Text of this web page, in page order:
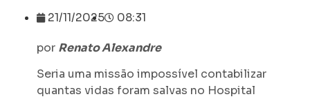
21/11/2025 08:31
por Renato Alexandre
Seria uma missão impossível contabilizar
quantas vidas foram salvas no Hospital